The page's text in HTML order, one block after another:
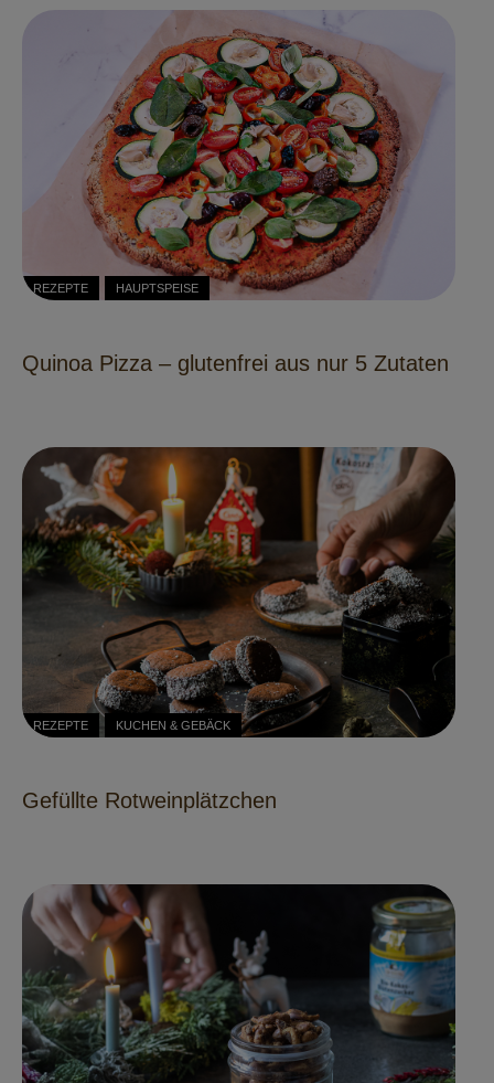
REZEPTE HAUPTSPEISE
Quinoa Pizza – glutenfrei aus nur 5 Zutaten
REZEPTE KUCHEN & GEBÄCK
Gefüllte Rotweinplätzchen